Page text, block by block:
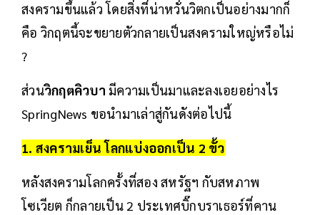
สงครามขึ้นแล้ว โดยสิ่งที่น่าหวั่นวิตกเป็นอย่างมากก็
คือ วิกฤตนี้จะขยายตัวกลายเป็นสงครามใหญ่หรือไม่
?
ส่วนวิกฤตคิวบา มีความเป็นมาและลงเอยอย่างไร
SpringNews ขอนำมาเล่าสู่กันดังต่อไปนี้
1. สงครามเย็น โลกแบ่งออกเป็น 2 ขั้ว
หลังสงครามโลกครั้งที่สอง สหรัฐฯ กับสหภาพ
โซเวียต ก็กลายเป็น 2 ประเทศบิ๊กบราเธอร์ที่คาน